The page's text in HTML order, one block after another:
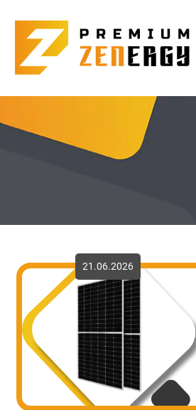
21.06.2026